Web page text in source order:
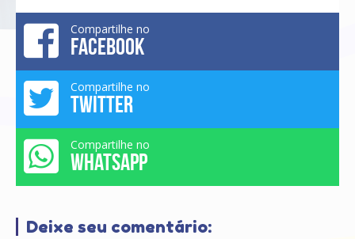
Compartilhe no
FACEBOOK
Compartilhe no
TWITTER
Compartilhe no
WHATSAPP
Deixe seu comentário: